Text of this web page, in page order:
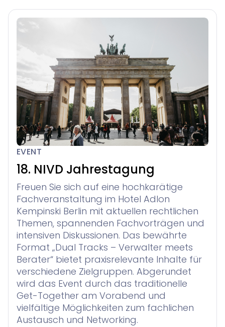
EVENT
18. NIVD Jahrestagung
Freuen Sie sich auf eine hochkarätige
Fachveranstaltung im Hotel Adlon
Kempinski Berlin mit aktuellen rechtlichen
Themen, spannenden Fachvorträgen und
intensiven Diskussionen. Das bewährte
Format „Dual Tracks – Verwalter meets
Berater“ bietet praxisrelevante Inhalte für
verschiedene Zielgruppen. Abgerundet
wird das Event durch das traditionelle
Get-Together am Vorabend und
vielfältige Möglichkeiten zum fachlichen
Austausch und Networking.